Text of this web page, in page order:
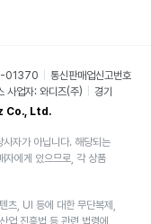
01370
통신판매업신고번호
사업자: 와디즈(주)
경기
Co., Ltd.
자가 아닙니다. 해당되는
자에게 있으므로, 각 상품
츠, UI 등에 대한 무단복제,